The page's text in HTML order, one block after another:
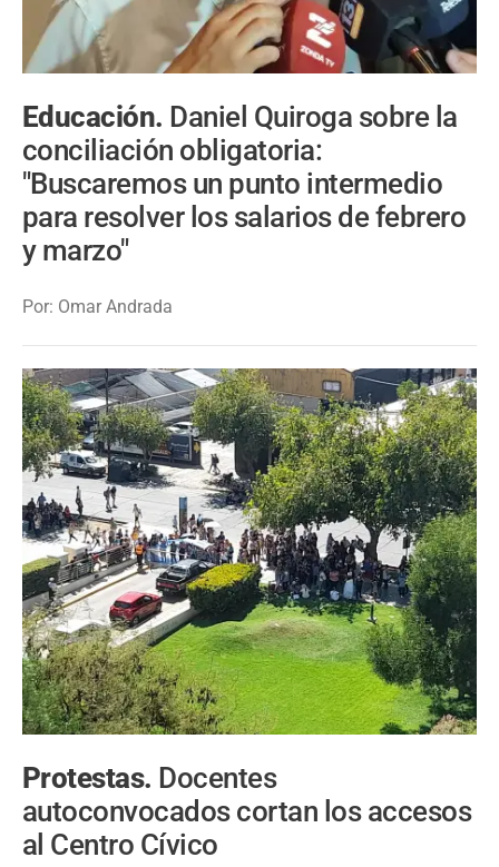
Educación. Daniel Quiroga sobre la
conciliación obligatoria:
"Buscaremos un punto intermedio
para resolver los salarios de febrero
y marzo"
Por: Omar Andrada
Protestas. Docentes
autoconvocados cortan los accesos
al Centro Cívico